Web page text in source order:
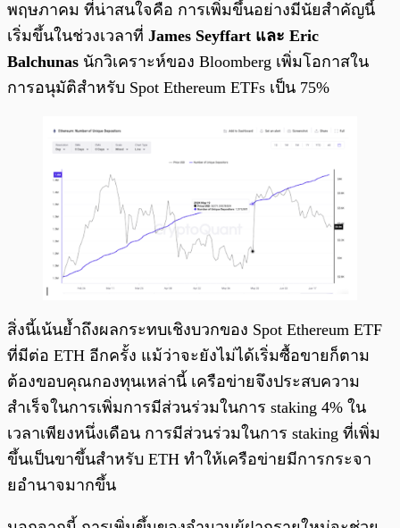
พฤษภาคม ที่น่าสนใจคือ การเพิ่มขึ้นอย่างมีนัยสำคัญนี้
เริ่มขึ้นในช่วงเวลาที่ James Seyffart และ Eric
Balchunas นักวิเคราะห์ของ Bloomberg เพิ่มโอกาสใน
การอนุมัติสำหรับ Spot Ethereum ETFs เป็น 75%
สิ่งนี้เน้นย้ำถึงผลกระทบเชิงบวกของ Spot Ethereum ETF
ที่มีต่อ ETH อีกครั้ง แม้ว่าจะยังไม่ได้เริ่มซื้อขายก็ตาม
ต้องขอบคุณกองทุนเหล่านี้ เครือข่ายจึงประสบความ
สำเร็จในการเพิ่มการมีส่วนร่วมในการ staking 4% ใน
เวลาเพียงหนึ่งเดือน การมีส่วนร่วมในการ staking ที่เพิ่ม
ขึ้นเป็นขาขึ้นสำหรับ ETH ทำให้เครือข่ายมีการกระจา
ยอำนาจมากขึ้น